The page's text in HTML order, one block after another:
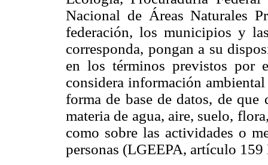
Nacional de Áreas Naturales
federación, los municipios y
corresponda, pongan a su
en los términos previstos por
considera información
forma de base de datos, de que
materia de agua, aire, suelo,
como sobre las actividades o
personas (LGEEPA, artículo 159